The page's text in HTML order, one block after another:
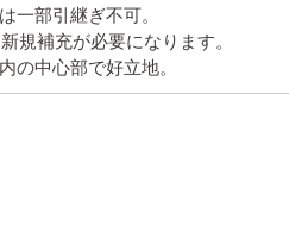
一部引継ぎ不可。
規補充が必要になります。
の中心部で好立地。